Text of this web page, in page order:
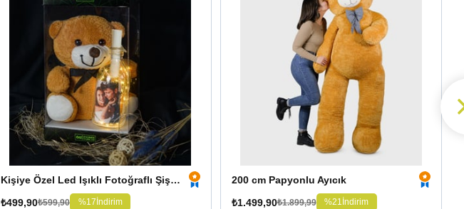
Kişiye Özel Led Işıklı Fotoğraflı Şişe ve 25 cm Ayıcık
₺499,90₺599,90 %17 İndirim
200 cm Papyonlu Ayıcık
₺1.499,90₺1.899,99 %21 İndirim